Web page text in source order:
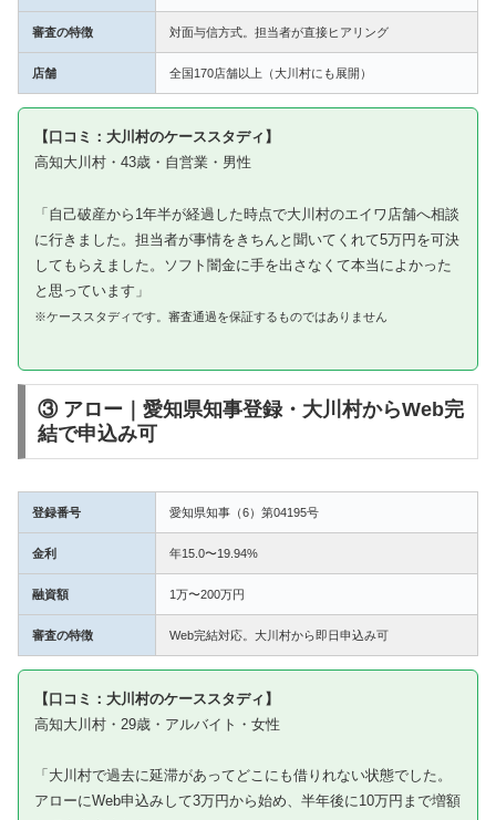
審査の特徴 対面与信方式。担当者が直接ヒアリング
店舗 全国170店舗以上（大川村にも展開）
【口コミ：大川村のケーススタディ】
高知大川村・43歳・自営業・男性
「自己破産から1年半が経過した時点で大川村のエイワ店舗へ相談
に行きました。担当者が事情をきちんと聞いてくれて5万円を可決
してもらえました。ソフト闇金に手を出さなくて本当によかった
と思っています」
※ケーススタディです。審査通過を保証するものではありません
③ アロー｜愛知県知事登録・大川村からWeb完
結で申込み可
登録番号 愛知県知事（6）第04195号
金利 年15.0〜19.94%
融資額 1万〜200万円
審査の特徴 Web完結対応。大川村から即日申込み可
【口コミ：大川村のケーススタディ】
高知大川村・29歳・アルバイト・女性
「大川村で過去に延滞があってどこにも借りれない状態でした。
アローにWeb申込みして3万円から始め、半年後に10万円まで増額